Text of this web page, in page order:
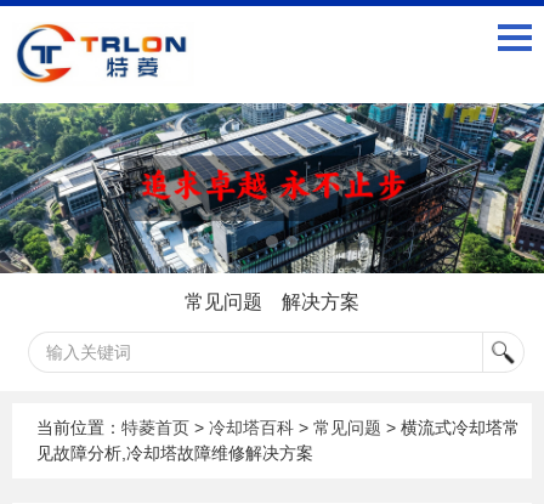
常见问题 解决方案
当前位置： 特菱首页 > 冷却塔百科 > 常见问题 > 横流式冷却塔常
见故障分析,冷却塔故障维修解决方案